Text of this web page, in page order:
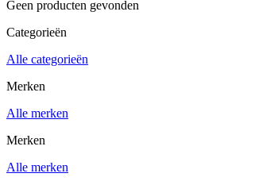
Geen producten gevonden
Categorieën
Alle categorieën
Merken
Alle merken
Merken
Alle merken